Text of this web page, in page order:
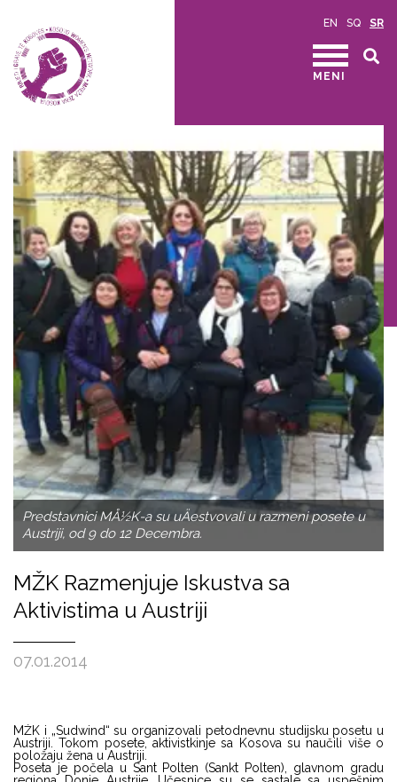
EN SQ SR
MENI
Predstavnici MÅ½K-a su uÄestvovali u razmeni posete u
Austriji, od 9 do 12 Decembra.
MŽK Razmenjuje Iskustva sa
Aktivistima u Austriji
07.01.2014
MŽK i „Sudwind“ su organizovali petodnevnu studijsku posetu u
Austriji. Tokom posete, aktivistkinje sa Kosova su naučili više o
položaju žena u Austriji.
Poseta je počela u Sant Polten (Sankt Polten), glavnom gradu